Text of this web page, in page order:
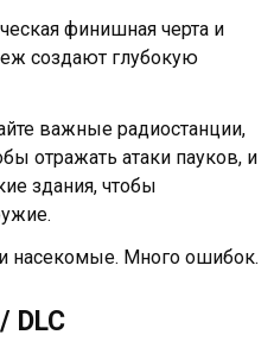
финишная черта и
создают глубокую
важные радиостанции,
отражать атаки пауков, и
здания, чтобы
насекомые. Много ошибок.
DLC